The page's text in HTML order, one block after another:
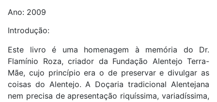
Ano: 2009
Introdução:
Este livro é uma homenagem à memória do Dr.
Flamínio Roza, criador da Fundação Alentejo Terra-
Mãe, cujo princípio era o de preservar e divulgar as
coisas do Alentejo. A Doçaria tradicional Alentejana
nem precisa de apresentação riquíssima, variadíssima,